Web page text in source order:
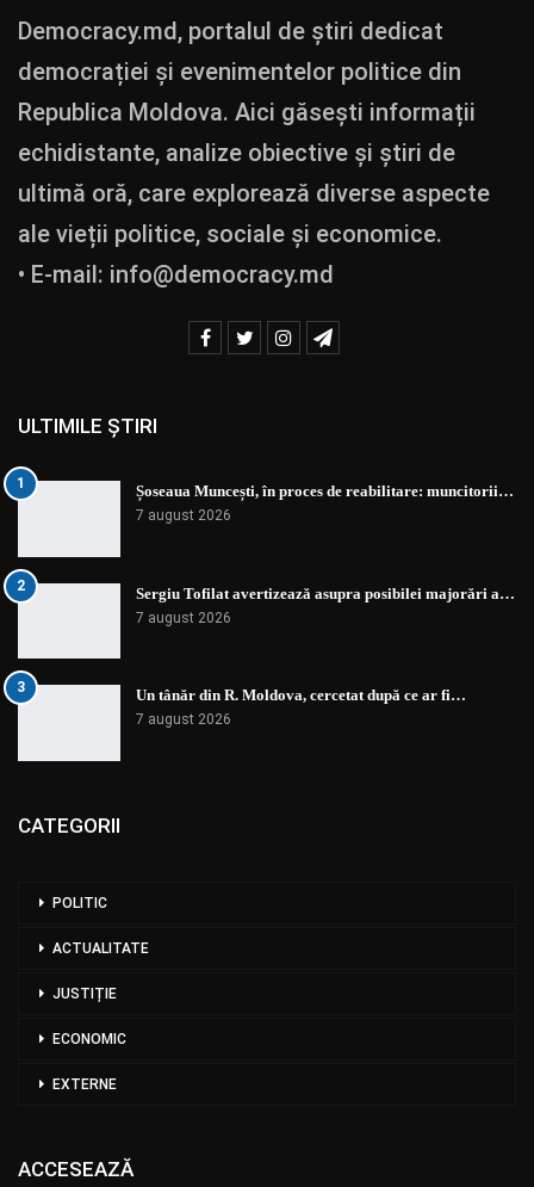
Democracy.md, portalul de știri dedicat
democrației și evenimentelor politice din
Republica Moldova. Aici găsești informații
echidistante, analize obiective și știri de
ultimă oră, care explorează diverse aspecte
ale vieții politice, sociale și economice.
• E-mail: info@democracy.md
ULTIMILE ȘTIRI
1 Șoseaua Muncești, în proces de reabilitare: muncitorii…
7 august 2026
2 Sergiu Tofilat avertizează asupra posibilei majorări a…
7 august 2026
3 Un tânăr din R. Moldova, cercetat după ce ar fi…
7 august 2026
CATEGORII
POLITIC
ACTUALITATE
JUSTIȚIE
ECONOMIC
EXTERNE
ACCESEAZĂ